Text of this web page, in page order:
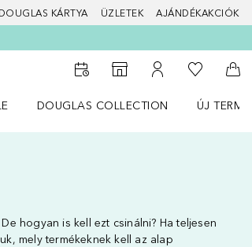
DOUGLAS KÁRTYA ÜZLETEK AJÁNDÉKAKCIÓK
Az üzletkeresőhöz
A fiókomhoz
A
DOUGLAS COLLECTION
ÚJ
hogyan is kell ezt csinálni? Ha teljesen
mely termékeknek kell az alap